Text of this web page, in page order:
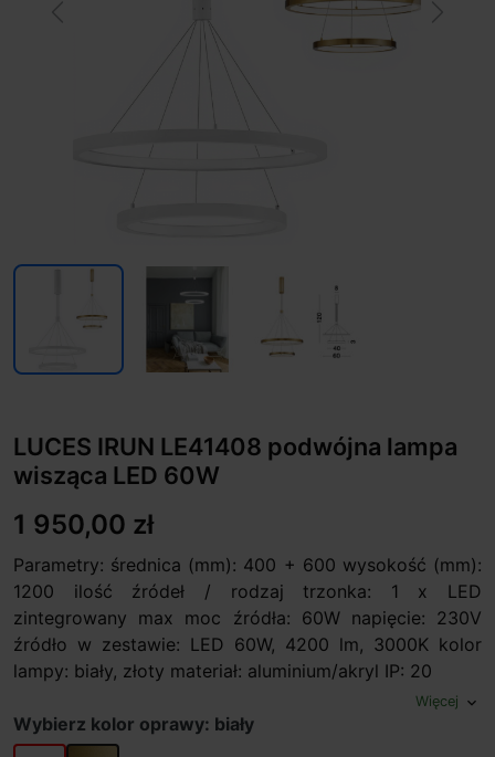
LUCES IRUN LE41408 podwójna lampa
wisząca LED 60W
1 950,00 zł
Parametry: średnica (mm): 400 + 600 wysokość (mm):
1200 ilość źródeł / rodzaj trzonka: 1 x LED
zintegrowany max moc źródła: 60W napięcie: 230V
źródło w zestawie: LED 60W, 4200 lm, 3000K kolor
lampy: biały, złoty materiał: aluminium/akryl IP: 20
Więcej expand_more
Wybierz kolor oprawy: biały
biały złoty